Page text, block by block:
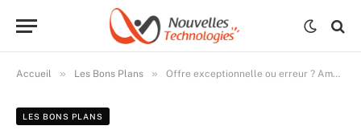
Accueil » Les Bons Plans » Offre exceptionnelle ou erreur ? Amazon propose cet appareil à un prix que vous devez voir pour y croire !
LES BONS PLANS